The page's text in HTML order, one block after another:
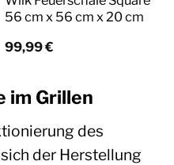
56 cm x 56 cm x 20 cm
99,99€
im Grillen
des
der Herstellung